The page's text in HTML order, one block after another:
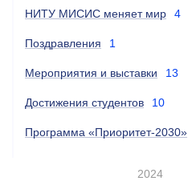
НИТУ МИСИС меняет мир 4
Поздравления 1
Мероприятия и выставки 13
Достижения студентов 10
Программа «Приоритет-2030»
2024